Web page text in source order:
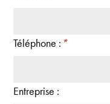
Téléphone : *
Entreprise :